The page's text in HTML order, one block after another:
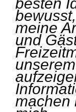
meine
und
machen